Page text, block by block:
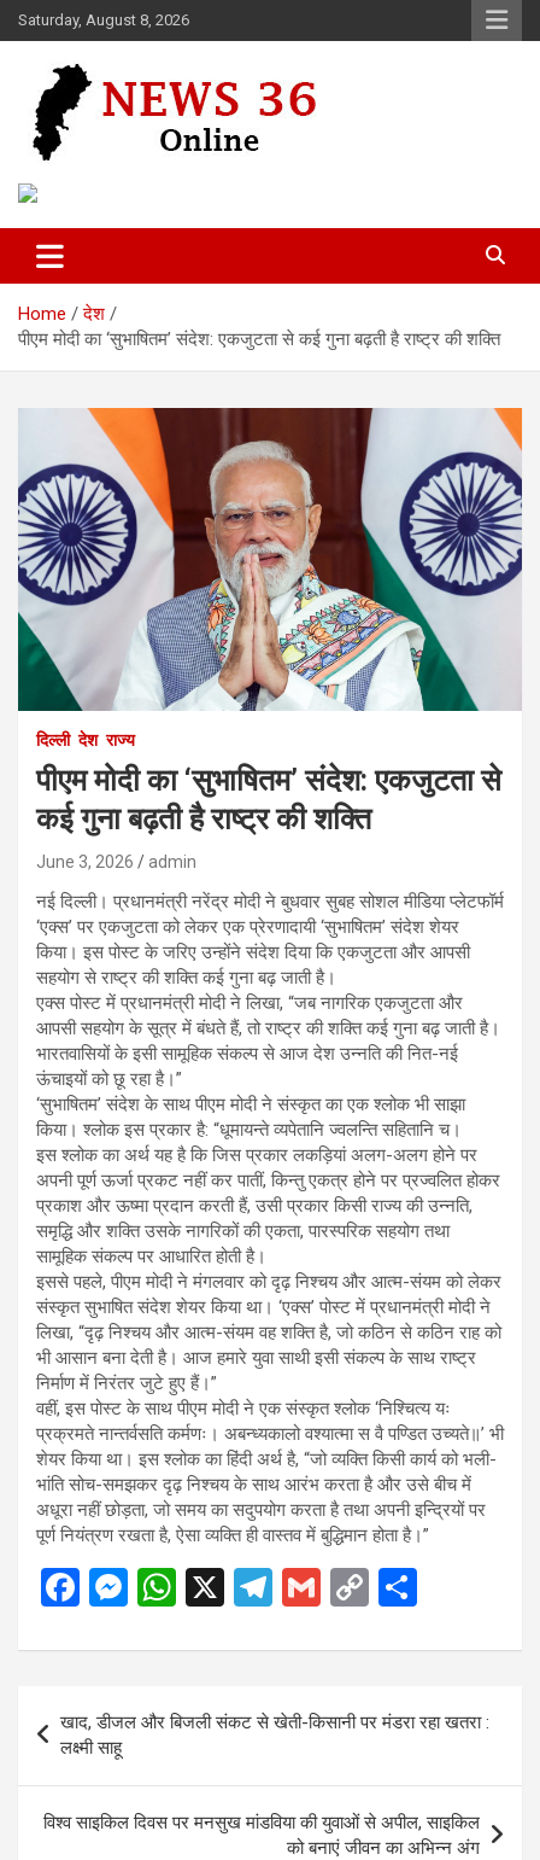
Skip
to
Saturday, August 8, 2026
News 36
Home
देश
पीएम मोदी का ‘सुभाषितम’ संदेश: एकजुटता से कई गुना बढ़ती है राष्ट्र की शक्ति
दिल्ली देश राज्य
पीएम मोदी का ‘सुभाषितम’ संदेश: एकजुटता से
कई गुना बढ़ती है राष्ट्र की शक्ति
June 3, 2026 admin
नई दिल्ली। प्रधानमंत्री नरेंद्र मोदी ने बुधवार सुबह सोशल मीडिया प्लेटफॉर्म
‘एक्स’ पर एकजुटता को लेकर एक प्रेरणादायी ‘सुभाषितम’ संदेश शेयर
किया। इस पोस्ट के जरिए उन्होंने संदेश दिया कि एकजुटता और आपसी
सहयोग से राष्ट्र की शक्ति कई गुना बढ़ जाती है।
एक्स पोस्ट में प्रधानमंत्री मोदी ने लिखा, “जब नागरिक एकजुटता और
आपसी सहयोग के सूत्र में बंधते हैं, तो राष्ट्र की शक्ति कई गुना बढ़ जाती है।
भारतवासियों के इसी सामूहिक संकल्प से आज देश उन्नति की नित-नई
ऊंचाइयों को छू रहा है।”
‘सुभाषितम’ संदेश के साथ पीएम मोदी ने संस्कृत का एक श्लोक भी साझा
किया। श्लोक इस प्रकार है: “धूमायन्ते व्यपेतानि ज्वलन्ति सहितानि च।
इस श्लोक का अर्थ यह है कि जिस प्रकार लकड़ियां अलग-अलग होने पर
अपनी पूर्ण ऊर्जा प्रकट नहीं कर पातीं, किन्तु एकत्र होने पर प्रज्वलित होकर
प्रकाश और ऊष्मा प्रदान करती हैं, उसी प्रकार किसी राज्य की उन्नति,
समृद्धि और शक्ति उसके नागरिकों की एकता, पारस्परिक सहयोग तथा
सामूहिक संकल्प पर आधारित होती है।
इससे पहले, पीएम मोदी ने मंगलवार को दृढ़ निश्चय और आत्म-संयम को लेकर
संस्कृत सुभाषित संदेश शेयर किया था। ‘एक्स’ पोस्ट में प्रधानमंत्री मोदी ने
लिखा, “दृढ़ निश्चय और आत्म-संयम वह शक्ति है, जो कठिन से कठिन राह को
भी आसान बना देती है। आज हमारे युवा साथी इसी संकल्प के साथ राष्ट्र
निर्माण में निरंतर जुटे हुए हैं।”
वहीं, इस पोस्ट के साथ पीएम मोदी ने एक संस्कृत श्लोक ‘निश्चित्य यः
प्रक्रमते नान्तर्वसति कर्मणः। अबन्ध्यकालो वश्यात्मा स वै पण्डित उच्यते॥’ भी
शेयर किया था। इस श्लोक का हिंदी अर्थ है, “जो व्यक्ति किसी कार्य को भली-
भांति सोच-समझकर दृढ़ निश्चय के साथ आरंभ करता है और उसे बीच में
अधूरा नहीं छोड़ता, जो समय का सदुपयोग करता है तथा अपनी इन्द्रियों पर
पूर्ण नियंत्रण रखता है, ऐसा व्यक्ति ही वास्तव में बुद्धिमान होता है।”
F
ce
o
o
k
M
se
g
er
W
at
s
A
p
p
X
T
e
gr
a
m
G
ail
C
py
Li
n
k
ar
navigation
खाद, डीजल और बिजली संकट से खेती-किसानी पर मंडरा रहा खतरा :
लक्ष्मी साहू
विश्व साइकिल दिवस पर मनसुख मांडविया की युवाओं से अपील, साइकिल
को बनाएं जीवन का अभिन्न अंग